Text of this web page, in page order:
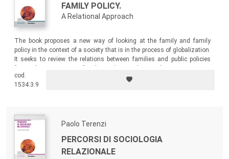
FAMILY POLICY.
A Relational Approach
The book proposes a new way of looking at the family and family
policy in the context of a society that is in the process of globalization.
It seeks to review the relations between families and public policies
‘differential’, that is it highlights what makes a difference in building
family relations in one way or another.
cod.
1534.3.9
Paolo Terenzi
PERCORSI DI SOCIOLOGIA
RELAZIONALE